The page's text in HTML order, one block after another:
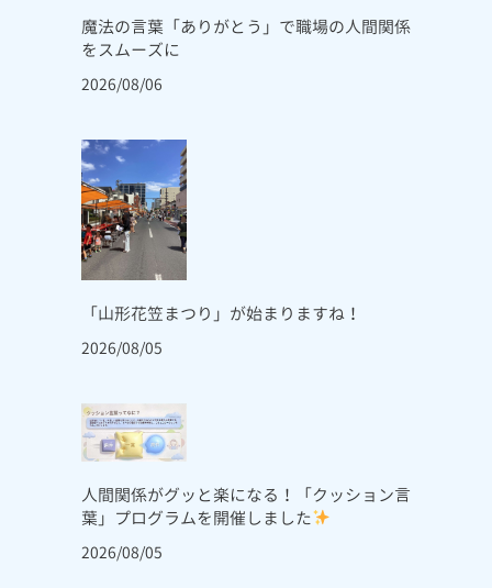
魔法の言葉「ありがとう」で職場の人間関係
をスムーズに
2026/08/06
「山形花笠まつり」が始まりますね！
2026/08/05
人間関係がグッと楽になる！「クッション言
葉」プログラムを開催しました
2026/08/05